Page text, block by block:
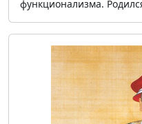
функционализма.